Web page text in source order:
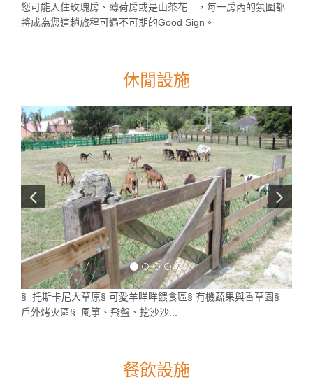
您可能入住玫瑰房、薄荷房或是山茶花…，每一房內的氛圍都
將成為您這趟旅程可遇不可期的Good Sign。
休閒設施
§ 托斯卡尼大草原§ 可愛羊咩咩餵食區§ 有機蔬果與香草園§
戶外烤火區§ 風箏、飛盤、挖沙沙...
餐飲設施